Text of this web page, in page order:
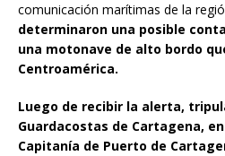
comunicación marítimas de la
determinaron una posible
una motonave de alto bordo
Centroamérica.
Luego de recibir la alerta,
Guardacostas de Cartagena,
Capitanía de Puerto de